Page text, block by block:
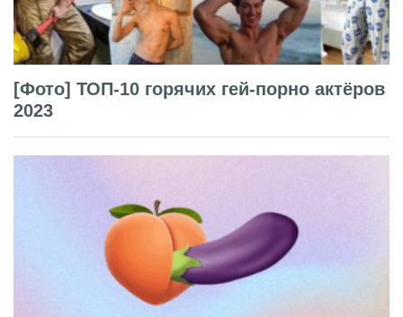
[Фото] ТОП-10 горячих гей-порно актёров
2023